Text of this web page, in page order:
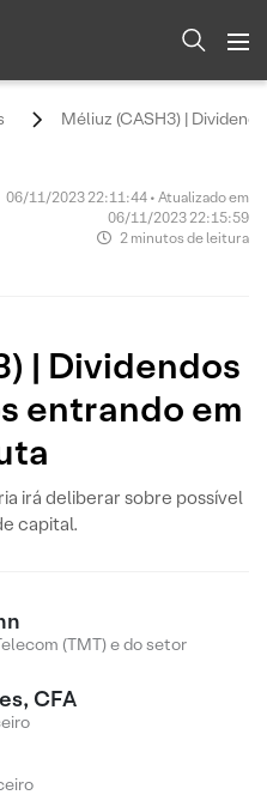
Méliuz (CASH3) |
06/11/2023 22:11:44 • Atualizado em
06/11/2023 22:15:59
2 minutos de leitura
| Dividendos
entrando em
irá deliberar sobre possível
capital.
(TMT) e do setor
CFA